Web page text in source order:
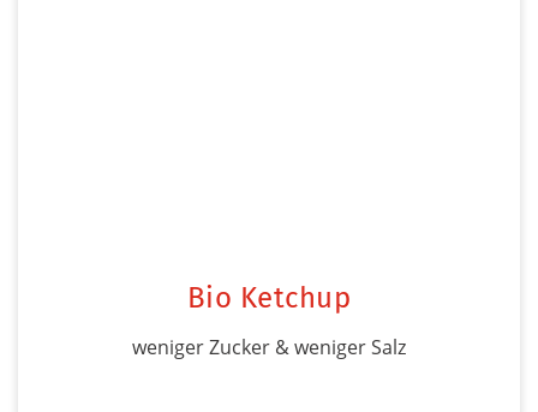
Bio Ketchup
weniger Zucker & weniger Salz